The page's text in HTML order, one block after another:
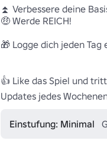
⏫ Verbessere deine
🤑 Werde REICH!
🎁 Logge dich jeden
👍 Like das Spiel und
Updates jedes
Einstufung: Minimal